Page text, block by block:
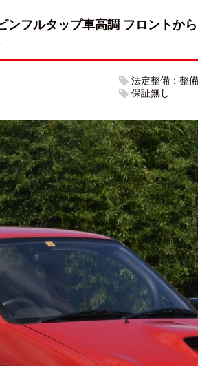
ンフルタップ車高調 フロントか
法定整備：整
保証無し